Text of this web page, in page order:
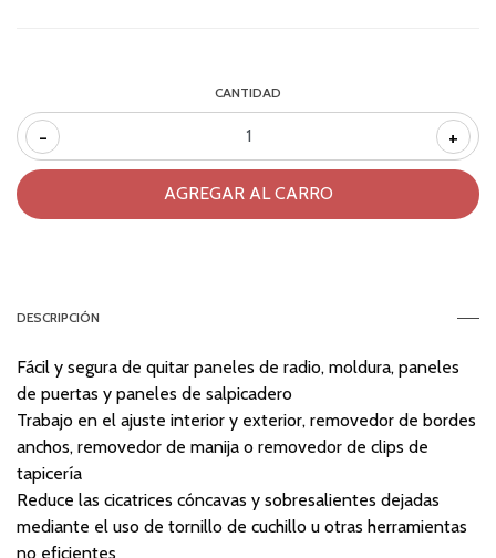
CANTIDAD
- +
DESCRIPCIÓN
Fácil y segura de quitar paneles de radio, moldura, paneles
de puertas y paneles de salpicadero
Trabajo en el ajuste interior y exterior, removedor de bordes
anchos, removedor de manija o removedor de clips de
tapicería
Reduce las cicatrices cóncavas y sobresalientes dejadas
mediante el uso de tornillo de cuchillo u otras herramientas
no eficientes